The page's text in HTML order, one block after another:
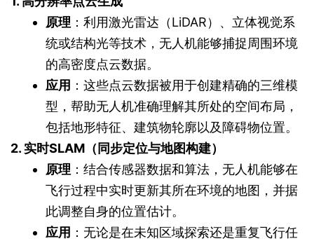
原理 ：利用激光雷达（LiDAR）、立体视觉系
统或结构光等技术，无人机能够捕捉周围环境
的高密度点云数据。
应用 ：这些点云数据被用于创建精确的三维模
型，帮助无人机准确理解其所处的空间布局，
包括地形特征、建筑物轮廓以及障碍物位置。
2. 实时SLAM（同步定位与地图构建）
原理 ：结合传感器数据和算法，无人机能够在
飞行过程中实时更新其所在环境的地图，并据
此调整自身的位置估计。
应用 ：无论是在未知区域探索还是重复飞行任